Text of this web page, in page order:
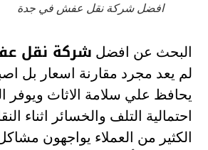
افضل شركة نقل عفش في جدة
البحث عن افضل شركة نقل
لم يعد مجرد مقارنة اسعار بل
يحافظ علي سلامة الاثاث ويوفر
احتمالية التلف والخسائر اثناء
الكثير من العملاء يواجهون